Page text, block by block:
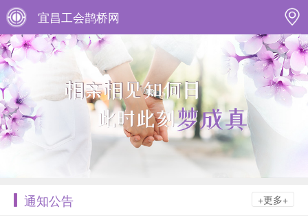
宜昌工会鹊桥网
通知公告 +更多+